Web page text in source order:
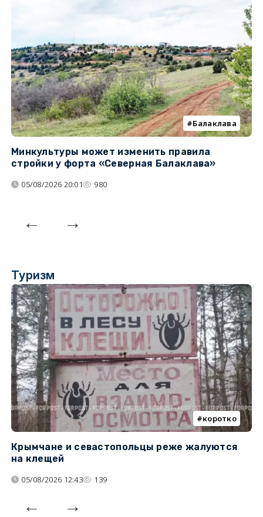
Балаклава
Минкультуры может изменить правила
стройки у форта «Северная Балаклава»
05/08/2026 20:01 980
Туризм
коротко
Крымчане и севастопольцы реже жалуются
на клещей
05/08/2026 12:43 139